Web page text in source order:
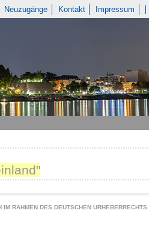
Neuzugänge Kontakt Impressum
RAHMEN DES DEUTSCHEN URHEBERRECHTS.